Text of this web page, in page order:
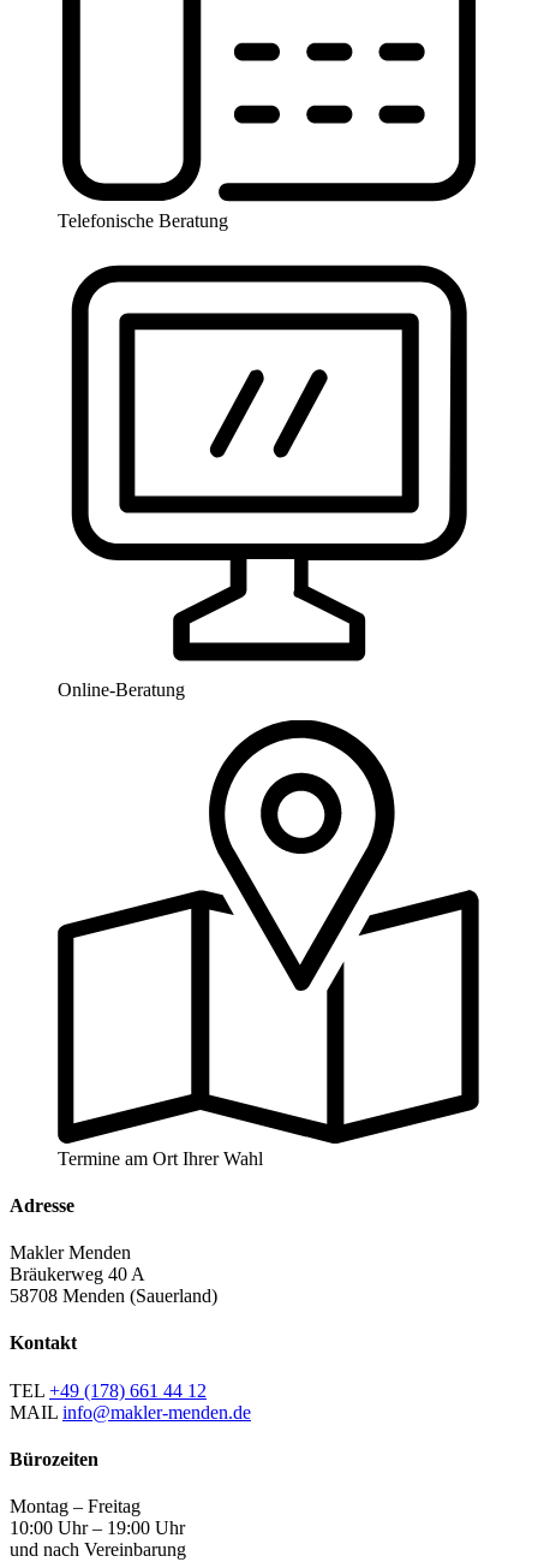
Telefonische Beratung
Online-Beratung
Termine am Ort Ihrer Wahl
Adresse
Makler Menden
Bräukerweg 40 A
58708 Menden (Sauerland)
Kontakt
TEL +49 (178) 661 44 12
MAIL info@makler-menden.de
Bürozeiten
Montag – Freitag
10:00 Uhr – 19:00 Uhr
und nach Vereinbarung